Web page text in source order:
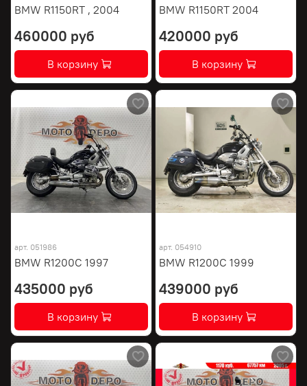
BMW R1150RT , 2004
460000 руб
В корзину
BMW R1150RT 2004
420000 руб
В корзину
арт. 051986
BMW R1200C 1997
435000 руб
В корзину
арт. 054910
BMW R1200C 1999
439000 руб
В корзину